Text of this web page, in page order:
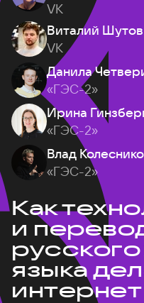
VK
Виталий Шутов
VK
Данила
«ГЭС-2»
Ирина
«ГЭС-2»
Влад
«ГЭС-2»
Как
и
языка